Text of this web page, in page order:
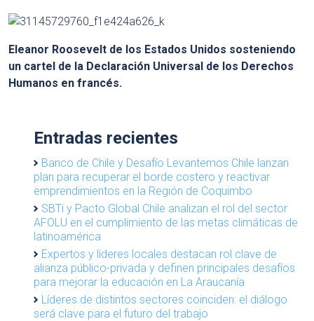
Eleanor Roosevelt de los Estados Unidos sosteniendo
un cartel de la Declaración Universal de los Derechos
Humanos en francés.
Entradas recientes
Banco de Chile y Desafío Levantemos Chile lanzan
plan para recuperar el borde costero y reactivar
emprendimientos en la Región de Coquimbo
SBTi y Pacto Global Chile analizan el rol del sector
AFOLU en el cumplimiento de las metas climáticas de
latinoamérica
Expertos y líderes locales destacan rol clave de
alianza público-privada y definen principales desafíos
para mejorar la educación en La Araucanía
Líderes de distintos sectores coinciden: el diálogo
será clave para el futuro del trabajo